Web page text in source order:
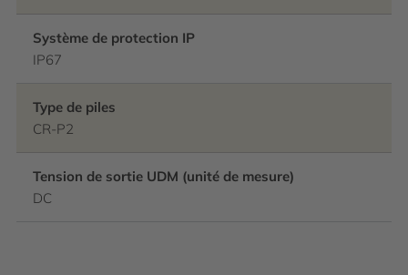
Système de protection IP
IP67
Type de piles
CR-P2
Tension de sortie UDM (unité de mesure)
DC